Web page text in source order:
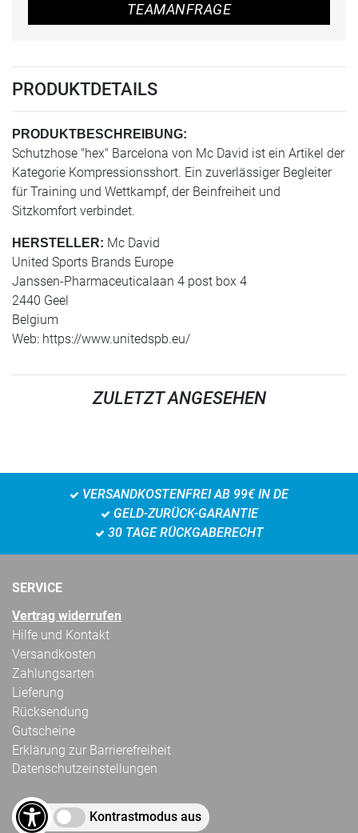
TEAMANFRAGE
PRODUKTDETAILS
PRODUKTBESCHREIBUNG:
Schutzhose "hex" Barcelona von Mc David ist ein Artikel der
Kategorie Kompressionsshort. Ein zuverlässiger Begleiter
für Training und Wettkampf, der Beinfreiheit und
Sitzkomfort verbindet.
HERSTELLER: Mc David
United Sports Brands Europe
Janssen-Pharmaceuticalaan 4 post box 4
2440 Geel
Belgium
Web: https://www.unitedspb.eu/
ZULETZT ANGESEHEN
VERSANDKOSTENFREI AB 99€ IN DE
GELD-ZURÜCK-GARANTIE
30 TAGE RÜCKGABERECHT
SERVICE
Vertrag widerrufen
Hilfe und Kontakt
Versandkosten
Zahlungsarten
Lieferung
Rücksendung
Gutscheine
Erklärung zur Barrierefreiheit
Datenschutzeinstellungen
Kontrastmodus aus